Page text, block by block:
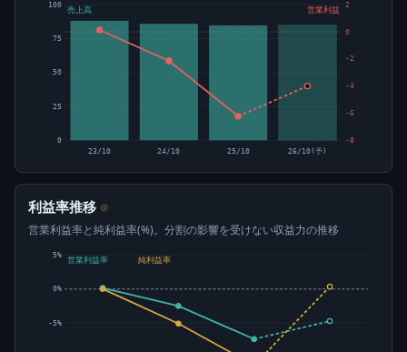
0
25
50
75
100
-8
-6
-4
-2
0
2
23/10 24/10 25/10 26/10(予)
売上高 営業利益
利益率推移 ⊙
営業利益率と純利益率(%)。分割の影響を受けない収益力の推移
-5%
0%
5%
営業利益率 純利益率